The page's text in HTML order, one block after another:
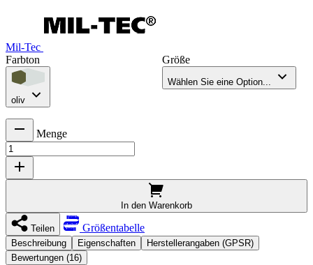
Mil-Tec
Farbton
oliv
Größe
Wählen Sie eine Option...
Menge
In den Warenkorb
Teilen Größentabelle
Beschreibung Eigenschaften
Herstellerangaben (GPSR)
Bewertungen (16)